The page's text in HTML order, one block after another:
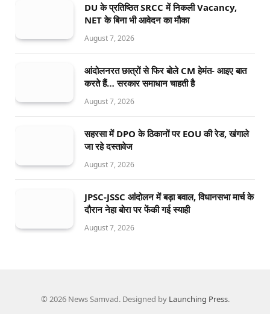
DU के प्रतिष्ठित SRCC में निकली Vacancy,
NET के बिना भी आवेदन का मौका
August 7, 2026
आंदोलनरत छात्रों से फिर बोले CM हेमंत- आइए बात
करते हैं… सरकार समाधान चाहती है
August 7, 2026
सहरसा में DPO के ठिकानों पर EOU की रेड, खंगाले
जा रहे दस्तावेज
August 7, 2026
JPSC-JSSC आंदोलन में बड़ा बवाल, विधानसभा मार्च के
दौरान नेहा बोरा पर फेंकी गई स्याही
August 7, 2026
© 2026 News Samvad. Designed by Launching Press.